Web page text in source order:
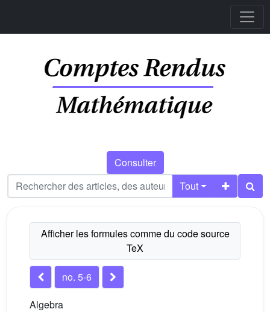
Consulter
Tout
no. 5-6
Algebra